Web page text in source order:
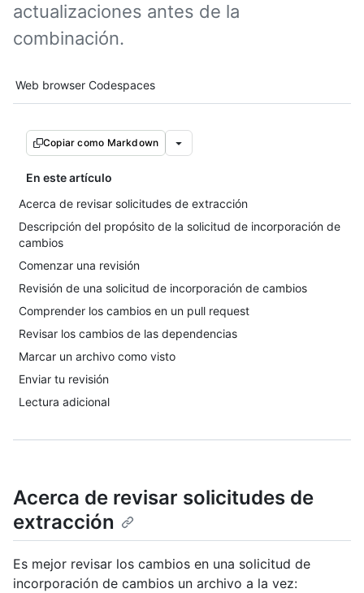
actualizaciones antes de la
combinación.
Tool navigation
Web browser Codespaces
Copiar como Markdown
En este artículo
Acerca de revisar solicitudes de extracción
Descripción del propósito de la solicitud de incorporación de
cambios
Comenzar una revisión
Revisión de una solicitud de incorporación de cambios
Comprender los cambios en un pull request
Revisar los cambios de las dependencias
Marcar un archivo como visto
Enviar tu revisión
Lectura adicional
Acerca de revisar solicitudes de
extracción
Es mejor revisar los cambios en una solicitud de
incorporación de cambios un archivo a la vez: